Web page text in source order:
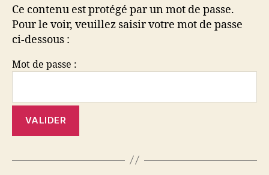
Ce contenu est protégé par un mot de passe.
Pour le voir, veuillez saisir votre mot de passe
ci-dessous :
Mot de passe :